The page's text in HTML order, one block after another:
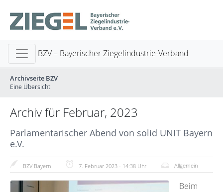
BZV – Bayerischer Ziegelindustrie-Verband
Archivseite BZV
Eine Übersicht
Archiv für Februar, 2023
Parlamentarischer Abend von solid UNIT Bayern
e.V.
BZV Bayern 7. Februar 2023 - 14:38 Uhr Allgemein
Beim